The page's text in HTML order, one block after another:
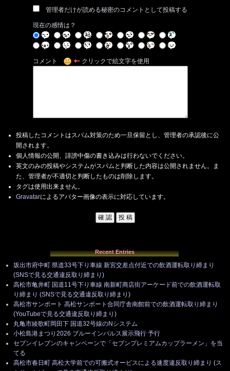
管理者だけが読める秘密のコメントとして投稿する
現在の感情は？
コメント クリックで絵文字を使用
投稿したコメントはスパム対策のため一旦保留とし、管理者の承認後に公
開されます。
個人情報の公開、誹謗中傷の書き込みは行わないでください。
英文のみの投稿やシステムがスパムと判断した内容は公開されません。ま
た、管理者が不適切と判断したものは削除します。
タグは使用出来ません。
Gravatarによるアバター画像の表示に対応しています。
Recent Entries
坂出市府中町 県道33号下り車線 新宮交差点付近での飲酒運転取り締まり
(SNSで見る交通違反取り締まり)
高松市亀井町 国道11号下り車線 南新町商店街アーケード前での飲酒運転取
り締まり (SNSで見る交通違反取り締まり)
高松市サンポート 高松サンポート合同庁舎南館前での飲酒運転取り締まり
(YouTubeで見る交通違反取り締まり)
丸亀市綾歌町岡田下 国道32号線のNシステム
小松島港まつり2026 ブルーインパルス展示飛行 予行
セブンイレブンのキャンペーンで「セブンプレミアムカップラーメン」を当
てる
高松市春日町 高松大学前での可搬式オービスによる速度違反取り締まり (ス